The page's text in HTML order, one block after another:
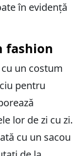
în evidență
fashion
un costum
pentru
lor de zi cu zi.
cu un sacou